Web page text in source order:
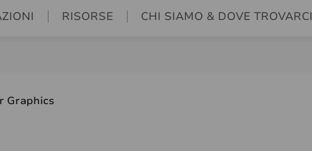
RISORSE CHI SIAMO & DOVE TROVARCI
Graphics